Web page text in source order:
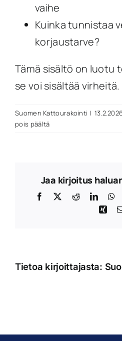
vaihe
Kuinka tunnistaa
korjaustarve?
Tämä sisältö on luotu
se voi sisältää virheitä.
Suomen Kattourakointi |
pois päältäartikkelissa
Jaa kirjoitus
Facebook Reddit
Tietoa kirjoittajasta: